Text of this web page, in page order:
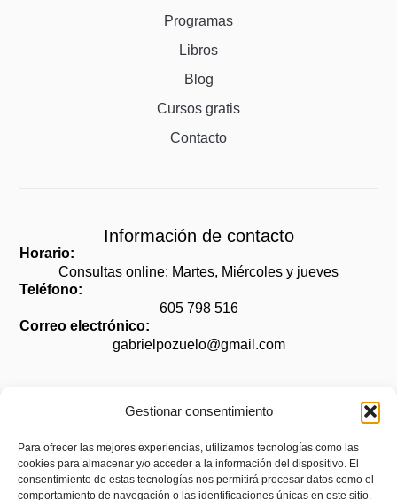
Gestionar consentimiento
Para ofrecer las mejores experiencias, utilizamos tecnologías como las
cookies para almacenar y/o acceder a la información del dispositivo. El
consentimiento de estas tecnologías nos permitirá procesar datos como el
comportamiento de navegación o las identificaciones únicas en este sitio.
Programas
Libros
Blog
Cursos gratis
Contacto
Información de contacto
Horario:
Consultas online: Martes, Miércoles y jueves
Teléfono:
605 798 516
Correo electrónico:
gabrielpozuelo@gmail.com
Aviso legal
Política de privacidad